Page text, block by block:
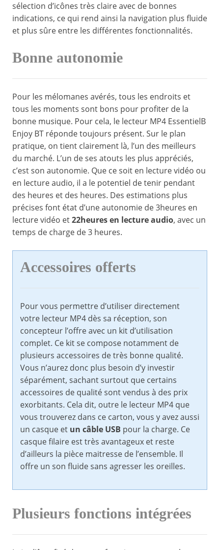
sélection d’icônes très claire avec de bonnes
indications, ce qui rend ainsi la navigation plus fluide
et plus sûre entre les différentes fonctionnalités.
Bonne autonomie
Pour les mélomanes avérés, tous les endroits et
tous les moments sont bons pour profiter de la
bonne musique. Pour cela, le lecteur MP4 EssentielB
Enjoy BT réponde toujours présent. Sur le plan
pratique, on tient clairement là, l’un des meilleurs
du marché. L’un de ses atouts les plus appréciés,
c’est son autonomie. Que ce soit en lecture vidéo ou
en lecture audio, il a le potentiel de tenir pendant
des heures et des heures. Des estimations plus
précises font état d’une autonomie de 3heures en
lecture vidéo et22heures en lecture audio, avec un
temps de charge de 3 heures.
Accessoires offerts
Pour vous permettre d’utiliser directement
votre lecteur MP4 dès sa réception, son
concepteur l’offre avec un kit d’utilisation
complet. Ce kit se compose notamment de
plusieurs accessoires de très bonne qualité.
Vous n’aurez donc plus besoin d’y investir
séparément, sachant surtout que certains
accessoires de qualité sont vendus à des prix
exorbitants. Cela dit, outre le lecteur MP4 que
vous trouverez dans ce carton, vous y avez aussi
un casque et un câble USB pour la charge. Ce
casque filaire est très avantageux et reste
d’ailleurs la pièce maitresse de l’ensemble. Il
offre un son fluide sans agresser les oreilles.
Plusieurs fonctions intégrées